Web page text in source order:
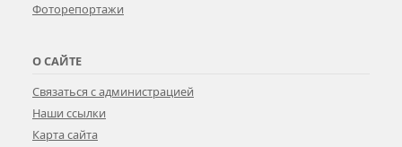
Фоторепортажи
О САЙТЕ
Связаться с администрацией
Наши ссылки
Карта сайта